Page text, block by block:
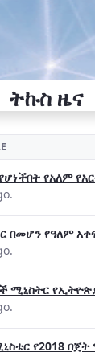
ትኩስ ዜና
የአለም
በመሆን የዓለም
ሚኒስትር
የ2018